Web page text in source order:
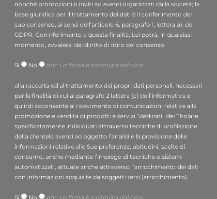
base giuridica
Il Titolare tratterà i suoi dati personali identificativi e di
contatto (quali: nome, cognome, ragione sociale,
indirizzo, città, indirizzo e-mail, numero di telefono) da
dell’apposito form di raccolta dati presente nella
www.voilapdigital.com
Il Titolare intende trattare i suoi dati personali al fine di:
rispondere al suo messaggio o alla sua richiesta di
informazioni inoltrate attraverso il presente form;base
giuridica: legittimo interesse del titolare ai sensi
dell’articolo 6, paragrafo 1, lettera f) del GDPR;
utilizzare il Suo indirizzo e-mail per finalità connesse ad
attività di registrazione alla newsletter contenente
nonché promozioni o inviti ad eventi organizzati dalla società; la
base giuridica per il trattamento dei dati è il conferimento del
suo consenso, ai sensi dell’articolo 6, paragrafo 1, lettera a), del
GDPR. Con riferimento a questa finalità, Lei potrà, in qualsiasi
momento, avvalersi del diritto di ritiro del consenso.
Si No ndr: La firma è sostituita dal click
alla raccolta ed al trattamento dei propri dati personali, necessari
per le finalità di cui al paragrafo 2 lettera (c) dell’informativa e
quindi acconsente al ricevimento di comunicazioni relative alla
promozione e vendita di prodotti e servizi “dedicati” del Titolare,
specificatamente individuati attraverso tecniche di profilazione
della clientela aventi ad oggetto l’analisi e la previsione delle
informazioni relative alle Sue preferenze, abitudini, scelte di
consumo, anche mediante l’impiego di tecniche o sistemi
automatizzati, attuate anche attraverso l’arricchimento dei dati
con informazioni acquisite da soggetti terzi (arricchimento).
Si No ndr: La firma è sostituita dal click